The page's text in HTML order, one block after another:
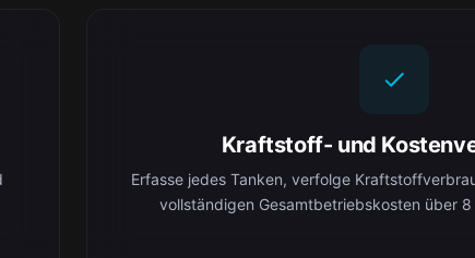
Kraftstoff- und
Erfasse jedes Tanken, verfolge
vollständigen Gesamtbetriebskosten über